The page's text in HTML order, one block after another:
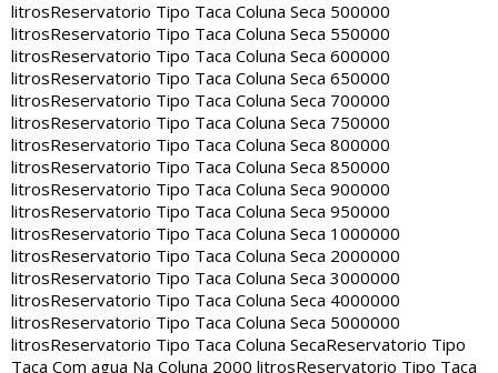
litrosReservatorio Tipo Taca Coluna Seca 500000
litrosReservatorio Tipo Taca Coluna Seca 550000
litrosReservatorio Tipo Taca Coluna Seca 600000
litrosReservatorio Tipo Taca Coluna Seca 650000
litrosReservatorio Tipo Taca Coluna Seca 700000
litrosReservatorio Tipo Taca Coluna Seca 750000
litrosReservatorio Tipo Taca Coluna Seca 800000
litrosReservatorio Tipo Taca Coluna Seca 850000
litrosReservatorio Tipo Taca Coluna Seca 900000
litrosReservatorio Tipo Taca Coluna Seca 950000
litrosReservatorio Tipo Taca Coluna Seca 1000000
litrosReservatorio Tipo Taca Coluna Seca 2000000
litrosReservatorio Tipo Taca Coluna Seca 3000000
litrosReservatorio Tipo Taca Coluna Seca 4000000
litrosReservatorio Tipo Taca Coluna Seca 5000000
litrosReservatorio Tipo Taca Coluna SecaReservatorio Tipo
Taca Com agua Na Coluna 2000 litrosReservatorio Tipo Taca